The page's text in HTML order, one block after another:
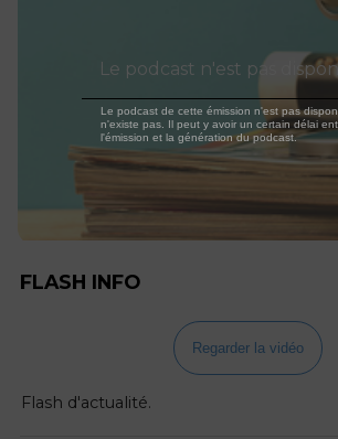
FLASH INFO
Regarder la vidéo
Flash d'actualité.
Le podcast n'est pas
Le podcast de cette émission n'est pas
n'existe pas. Il peut y avoir un certain délai
l'émission et la génération du podcast.